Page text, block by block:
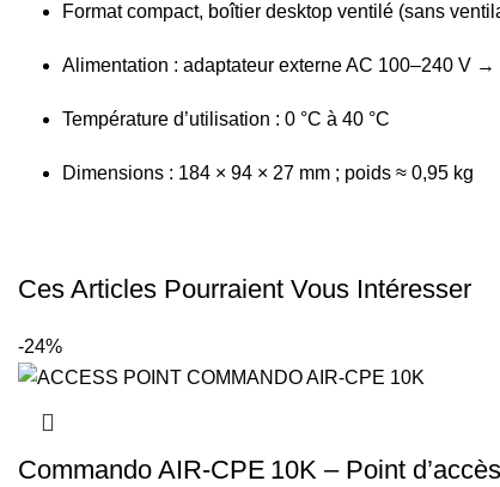
Format compact, boîtier desktop ventilé (sans
Alimentation : adaptateur externe AC 100–240 V →
Température d’utilisation : 0 °C à 40 °C
Dimensions : 184 × 94 × 27 mm ; poids ≈ 0,95 kg
Ces Articles Pourraient Vous Intéresser
-24%
Commando AIR‑CPE 10K – Point